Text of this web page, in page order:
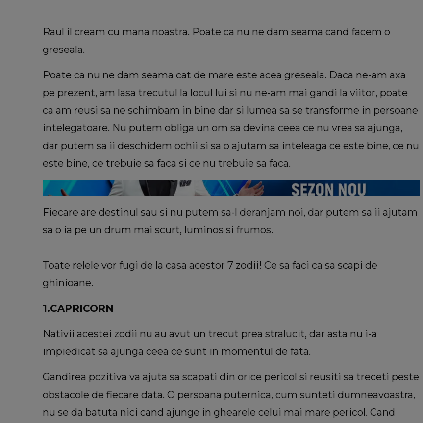
Raul il cream cu mana noastra. Poate ca nu ne dam seama cand facem o
greseala.
Poate ca nu ne dam seama cat de mare este acea greseala. Daca ne-am axa
pe prezent, am lasa trecutul la locul lui si nu ne-am mai gandi la viitor, poate
ca am reusi sa ne schimbam in bine dar si lumea sa se transforme in persoane
intelegatoare. Nu putem obliga un om sa devina ceea ce nu vrea sa ajunga,
dar putem sa ii deschidem ochii si sa o ajutam sa inteleaga ce este bine, ce nu
este bine, ce trebuie sa faca si ce nu trebuie sa faca.
Fiecare are destinul sau si nu putem sa-l deranjam noi, dar putem sa ii ajutam
sa o ia pe un drum mai scurt, luminos si frumos.
Toate relele vor fugi de la casa acestor 7 zodii! Ce sa faci ca sa scapi de
ghinioane.
1.CAPRICORN
Nativii acestei zodii nu au avut un trecut prea stralucit, dar asta nu i-a
impiedicat sa ajunga ceea ce sunt in momentul de fata.
Gandirea pozitiva va ajuta sa scapati din orice pericol si reusiti sa treceti peste
obstacole de fiecare data. O persoana puternica, cum sunteti dumneavoastra,
nu se da batuta nici cand ajunge in ghearele celui mai mare pericol. Cand
Cu câți bani a rămas Oana Lis să
cumpere mâncare pentru ea și soțul ei,
Viorel: „Abia mâine luăm pensia.”
Ce oraș ar trebui să vizitezi în
urnătoarea vacanță, în funcție de zodie